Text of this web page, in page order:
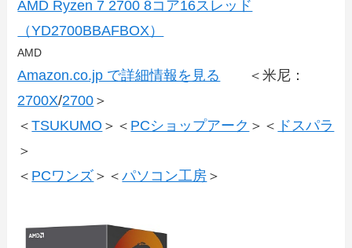
AMD Ryzen 7 2700 8コア16スレッド
（YD2700BBAFBOX）
AMD
Amazon.co.jp で詳細情報を見る
＜米尼：
2700X/2700 ＞
＜TSUKUMO ＞＜ PCショップアーク ＞＜ ドスパラ
＞
＜ PCワンズ ＞＜パソコン工房 ＞